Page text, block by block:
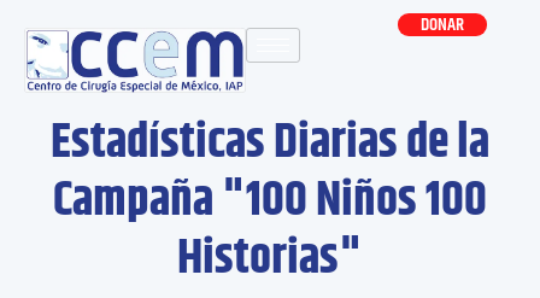
DONAR
Estadísticas Diarias de la
Campaña "100 Niños 100
Historias"